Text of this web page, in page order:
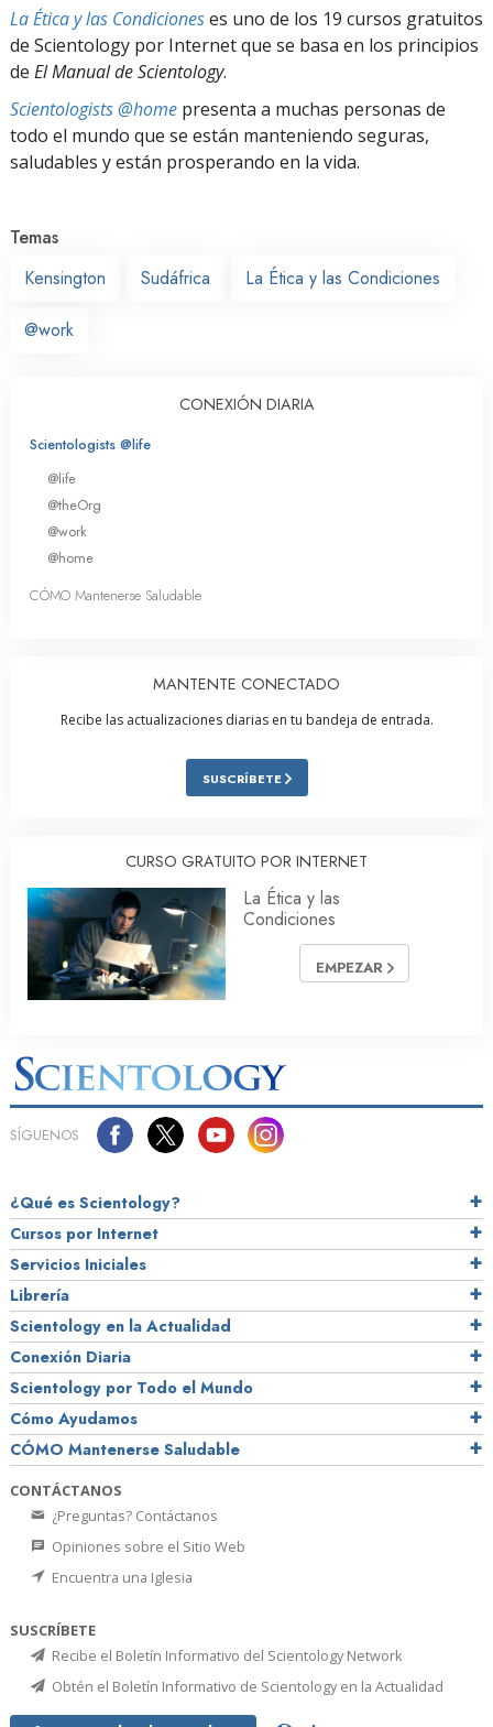
La Ética y las Condicioneses uno de los 19 cursos gratuitos
de Scientology por Internet que se basa en los principios
de El Manual de Scientology.
Scientologists @home presenta a muchas personas de
todo el mundo que se están manteniendo seguras,
saludables y están prosperando en la vida.
Temas
Kensington
Sudáfrica La Ética y las Condiciones
@work
CONEXIÓN DIARIA
Scientologists @life
@life
@theOrg
@work
@home
CÓMO Mantenerse Saludable
MANTENTE CONECTADO
Recibe las actualizaciones diarias en tu bandeja de entrada.
SUSCRÍBETE
CURSO GRATUITO POR INTERNET
La Ética y las
Condiciones
EMPEZAR
SÍGUENOS
¿Qué es Scientology?
Cursos por Internet
Servicios Iniciales
Librería
Scientology en la Actualidad
Conexión Diaria
Scientology por Todo el Mundo
Cómo Ayudamos
CÓMO Mantenerse Saludable
CONTÁCTANOS
¿Preguntas? Contáctanos
Opiniones sobre el Sitio Web
Encuentra una Iglesia
SUSCRÍBETE
Recibe el Boletín Informativo del Scientology Network
Obtén el Boletín Informativo de Scientology en la Actualidad